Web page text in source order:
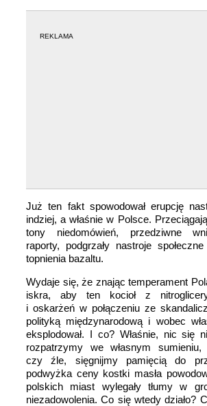
REKLAMA
Już ten fakt spowodował erupcję
indziej, a właśnie w Polsce.
tony niedomówień, przedziwne
raporty, podgrzały nastroje
topnienia bazaltu.
Wydaje się, że znając temperament
iskra, aby ten kocioł z
i oskarżeń w połączeniu ze
polityką międzynarodową i wobec
eksplodował. I co? Właśnie, nic się
rozpatrzymy we własnym
czy źle, sięgnijmy pamięcią do
podwyżka ceny kostki masła
polskich miast wylegały tłumy w
niezadowolenia. Co się wtedy działo?